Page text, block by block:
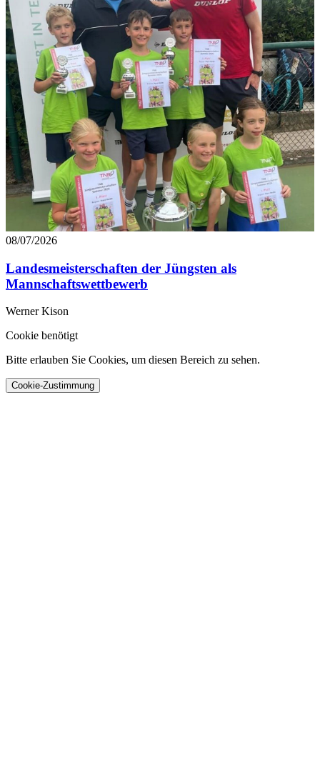
08/07/2026
Landesmeisterschaften der Jüngsten als
Mannschaftswettbewerb
Werner Kison
Cookie benötigt
Bitte erlauben Sie Cookies, um diesen Bereich zu sehen.
Cookie-Zustimmung